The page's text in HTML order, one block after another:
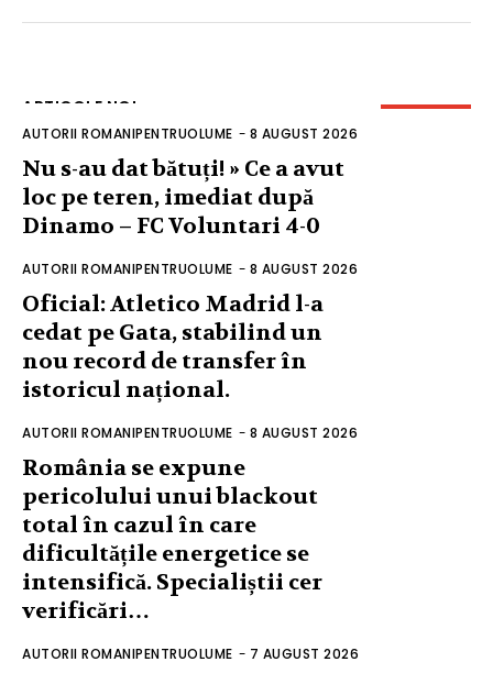
ARTICOLE NOI
AUTORII ROMANIPENTRUOLUME - 8 AUGUST 2026
Nu s-au dat bătuți! » Ce a avut
loc pe teren, imediat după
Dinamo – FC Voluntari 4-0
AUTORII ROMANIPENTRUOLUME - 8 AUGUST 2026
Oficial: Atletico Madrid l-a
cedat pe Gata, stabilind un
nou record de transfer în
istoricul național.
AUTORII ROMANIPENTRUOLUME - 8 AUGUST 2026
România se expune
pericolului unui blackout
total în cazul în care
dificultățile energetice se
intensifică. Specialiștii cer
verificări…
AUTORII ROMANIPENTRUOLUME - 7 AUGUST 2026